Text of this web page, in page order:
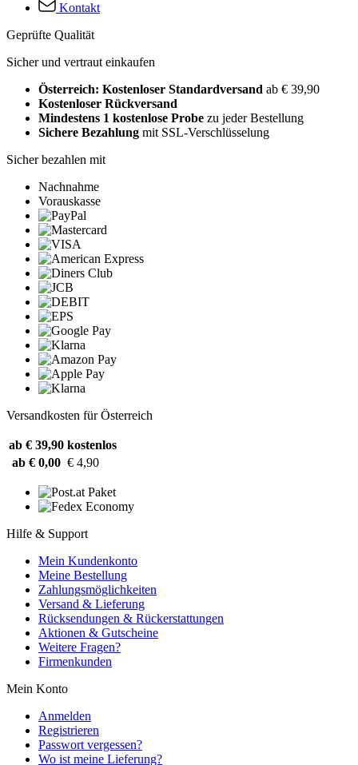
Kontakt
Geprüfte Qualität
Sicher und vertraut einkaufen
Österreich: Kostenloser Standardversand ab € 39,90
Kostenloser Rückversand
Mindestens 1 kostenlose Probe zu jeder Bestellung
Sichere Bezahlung mit SSL-Verschlüsselung
Sicher bezahlen mit
Nachnahme
Vorauskasse
Versandkosten für Österreich
ab € 39,90 kostenlos
ab € 0,00 € 4,90
Hilfe & Support
Mein Kundenkonto
Meine Bestellung
Zahlungsmöglichkeiten
Versand & Lieferung
Rücksendungen & Rückerstattungen
Aktionen & Gutscheine
Weitere Fragen?
Firmenkunden
Mein Konto
Anmelden
Registrieren
Passwort vergessen?
Wo ist meine Lieferung?